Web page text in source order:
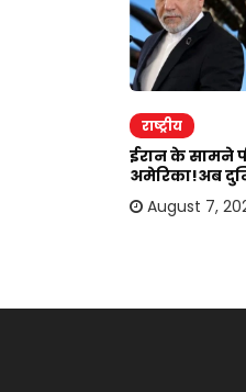
राष्ट्रीय
ईरान के सामने
अमेरिका!अब
August 7,